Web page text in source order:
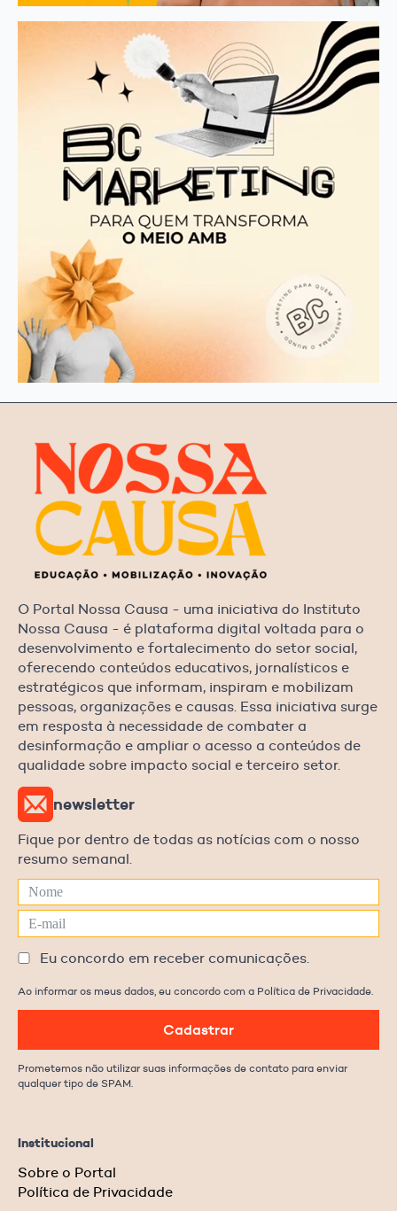
O Portal Nossa Causa - uma iniciativa do Instituto
Nossa Causa - é plataforma digital voltada para o
desenvolvimento e fortalecimento do setor social,
oferecendo conteúdos educativos, jornalísticos e
estratégicos que informam, inspiram e mobilizam
pessoas, organizações e causas. Essa iniciativa surge
em resposta à necessidade de combater a
desinformação e ampliar o acesso a conteúdos de
qualidade sobre impacto social e terceiro setor.
Institucional
Sobre o Portal
Política de Privacidade
newsletter
Fique por dentro de todas as notícias com o nosso
resumo semanal.
Eu concordo em receber comunicações.
Ao informar os meus dados, eu concordo com a Política de Privacidade.
Cadastrar
Prometemos não utilizar suas informações de contato para enviar
qualquer tipo de SPAM.